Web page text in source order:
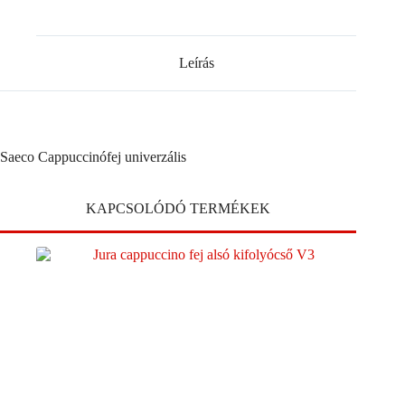
Leírás
Saeco Cappuccinófej univerzális
KAPCSOLÓDÓ TERMÉKEK